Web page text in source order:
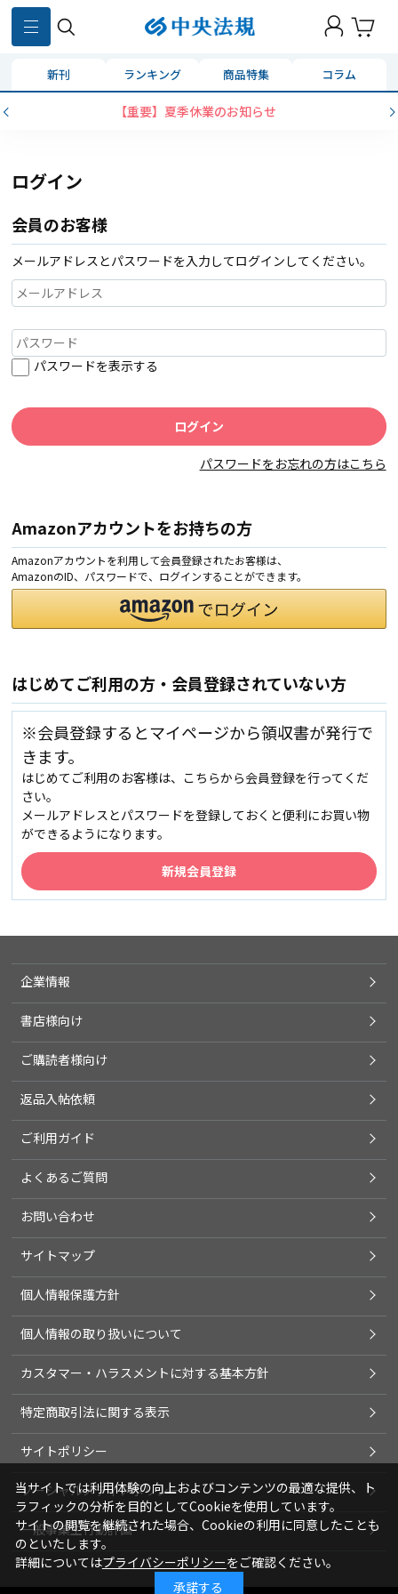
新刊 ランキング 商品特集 コラム
【重要】夏季休業のお知らせ
ログイン
会員のお客様
メールアドレスとパスワードを入力してログインしてください。
パスワードを表示する
パスワードをお忘れの方はこちら
Amazonアカウントをお持ちの方
Amazonアカウントを利用して会員登録されたお客様は、
AmazonのID、パスワードで、ログインすることができます。
はじめてご利用の方・会員登録されていない方
※会員登録するとマイページから領収書が発行で
きます。
はじめてご利用のお客様は、こちらから会員登録を行ってくだ
さい。
メールアドレスとパスワードを登録しておくと便利にお買い物
ができるようになります。
企業情報
書店様向け
ご購読者様向け
返品入帖依頼
ご利用ガイド
よくあるご質問
お問い合わせ
サイトマップ
個人情報保護方針
個人情報の取り扱いについて
カスタマー・ハラスメントに対する基本方針
特定商取引法に関する表示
サイトポリシー
ソーシャルメディアポリシー
一般事業主行動計画
当サイトでは利用体験の向上およびコンテンツの最適な提供、ト
ラフィックの分析を目的としてCookieを使用しています。
サイトの閲覧を継続された場合、Cookieの利用に同意したことも
のといたします。
詳細についてはプライバシーポリシーをご確認ください。
承諾する